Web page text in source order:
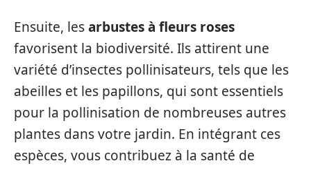
Ensuite, lesarbustes à fleurs roses
favorisent la biodiversité. Ils attirent une
variété d’insectes pollinisateurs, tels que les
abeilles et les papillons, qui sont essentiels
pour la pollinisation de nombreuses autres
plantes dans votre jardin. En intégrant ces
espèces, vous contribuez à la santé de